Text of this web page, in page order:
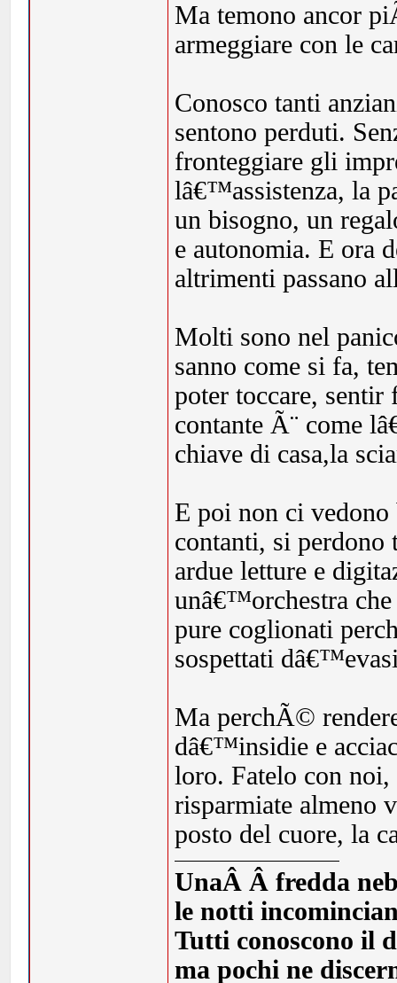
Ma temono ancor
armeggiare con le
Conosco tanti
sentono perduti.
fronteggiare gli
lâ€™assistenza, la
un bisogno, un
e autonomia. E ora
altrimenti passano
Molti sono nel
sanno come si fa,
poter toccare,
contante Ã¨ come
chiave di casa,la
E poi non ci vedono
contanti, si perdono
ardue letture e
unâ€™orchestra che
pure coglionati
sospettati
Ma perchÃ©
dâ€™insidie e
loro. Fatelo con
risparmiate almeno
posto del cuore, la
UnaÂ Â fredda
le notti
Tutti conoscono il
ma pochi ne